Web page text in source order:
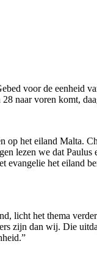
voor de eenheid
naar voren komt,
op het eiland Malta.
lezen we dat
evangelie het
licht het thema
zijn dan wij. Die